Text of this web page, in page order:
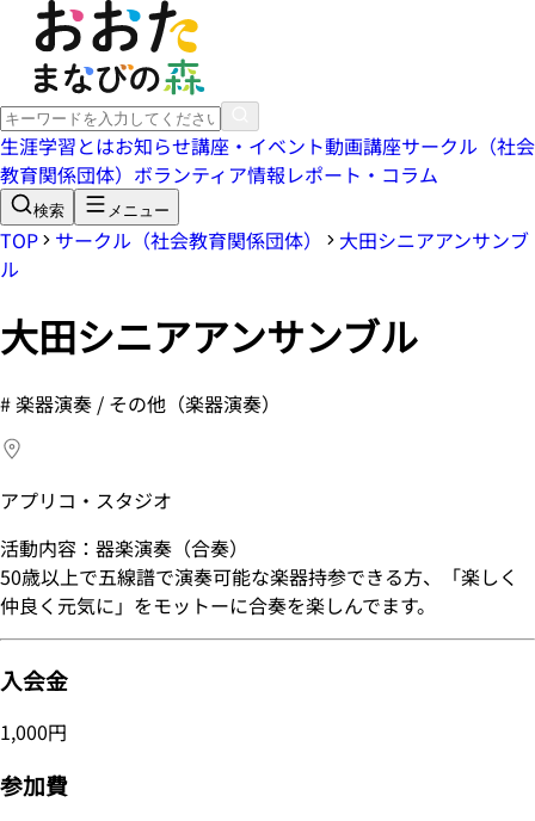
生涯学習とはお知らせ講座・イベント動画講座サークル（社会
教育関係団体） ボランティア情報レポート・コラム
検索 メニュー
TOP サークル（社会教育関係団体）
大田シニアアンサンブ
ル
大田シニアアンサンブル
#楽器演奏 / その他（楽器演奏）
アプリコ・スタジオ
活動内容：器楽演奏（合奏）
50歳以上で五線譜で演奏可能な楽器持参できる方、「楽しく
仲良く元気に」をモットーに合奏を楽しんでます。
入会金
1,000円
参加費